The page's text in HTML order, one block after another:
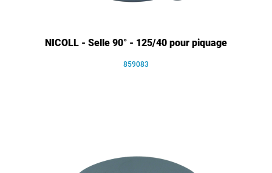
NICOLL - Selle 90° - 125/40 pour piquage
859083